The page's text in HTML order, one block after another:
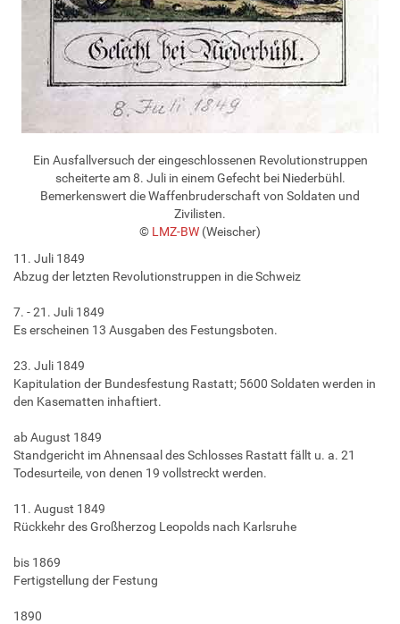
Ein Ausfallversuch der eingeschlossenen Revolutionstruppen
scheiterte am 8. Juli in einem Gefecht bei Niederbühl.
Bemerkenswert die Waffenbruderschaft von Soldaten und
Zivilisten.
© LMZ-BW (Weischer)
11. Juli 1849
Abzug der letzten Revolutionstruppen in die Schweiz
7. - 21. Juli 1849
Es erscheinen 13 Ausgaben des Festungsboten.
23. Juli 1849
Kapitulation der Bundesfestung Rastatt; 5600 Soldaten werden in
den Kasematten inhaftiert.
ab August 1849
Standgericht im Ahnensaal des Schlosses Rastatt fällt u. a. 21
Todesurteile, von denen 19 vollstreckt werden.
11. August 1849
Rückkehr des Großherzog Leopolds nach Karlsruhe
bis 1869
Fertigstellung der Festung
1890